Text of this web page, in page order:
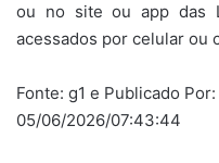
ou no site ou app das
acessados por celular ou
Fonte: g1 e Publicado
05/06/2026/07:43:44